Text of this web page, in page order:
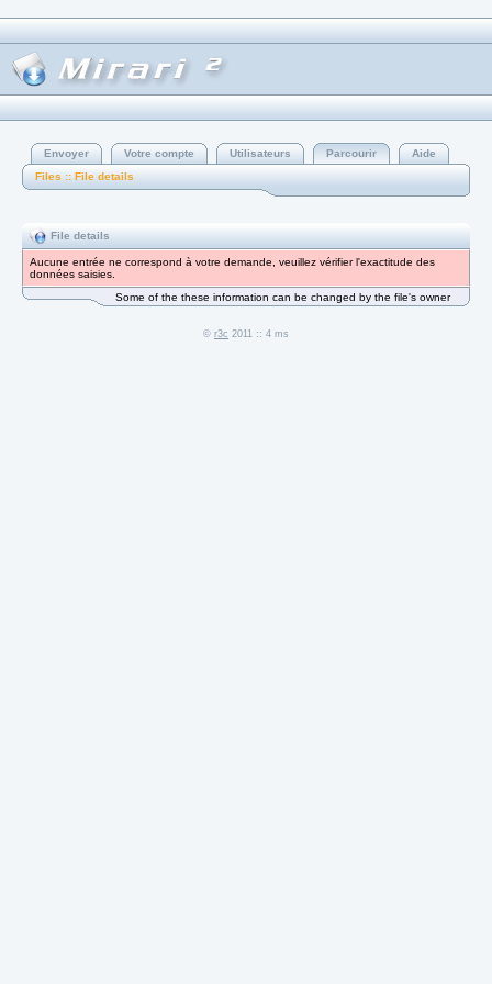
Envoyer Votre compte Utilisateurs Parcourir
Aide
Files :: File details
File details
Aucune entrée ne correspond à votre demande, veuillez vérifier l'exactitude des
données saisies.
Some of the these information can be changed by the file's owner
© r3c 2011 :: 4 ms